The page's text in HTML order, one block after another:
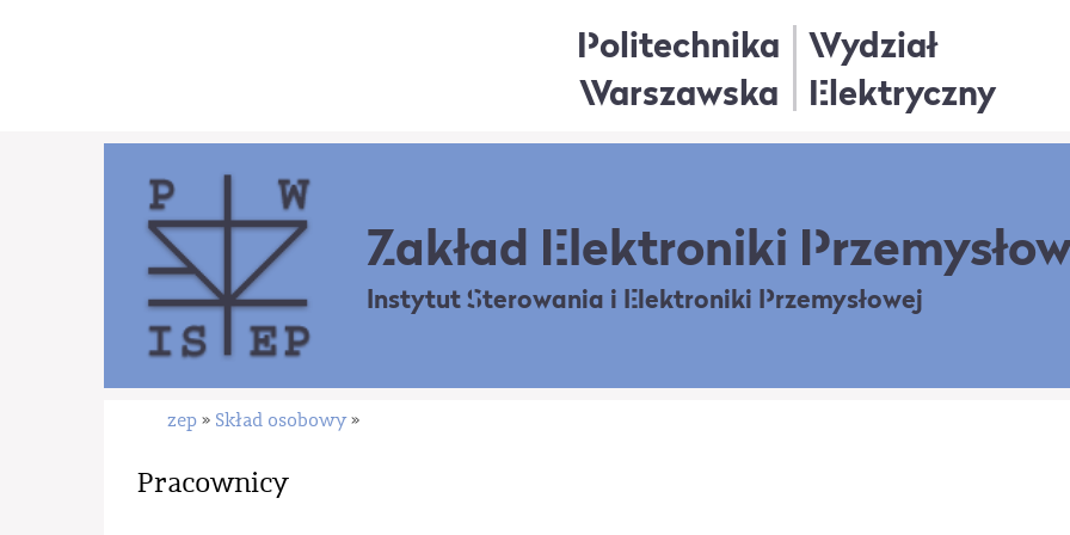
Politechnika
Warszawska
Wydział
Elektryczny
Zakład Elektroniki
Instytut Sterowania i Elektroniki Przemysłowej
zep » Skład osobowy »
Pracownicy